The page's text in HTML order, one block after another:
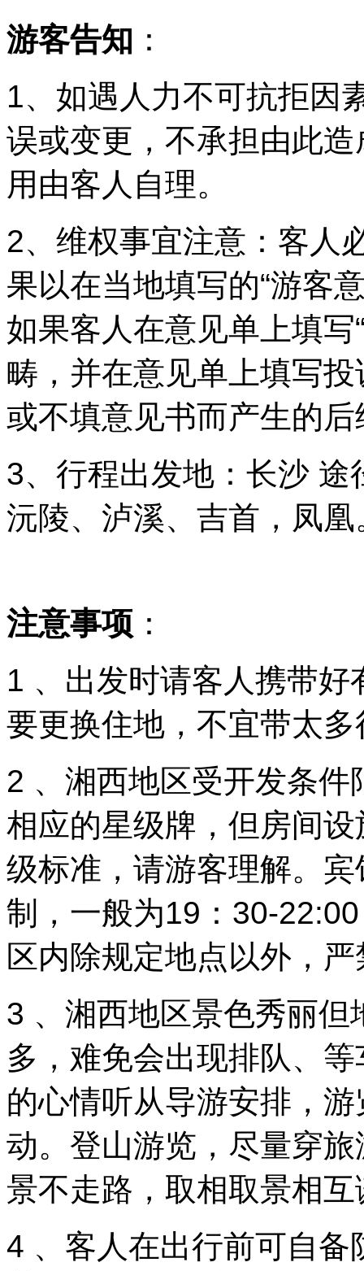
游客告知 ：
1、如遇人力不可抗拒因
误或变更，不承担由此
用由客人自理。
2、维权事宜注意：客人
果以在当地填写的“游客
如果客人在意见单上填写
畴，并在意见单上填写
或不填意见书而产生的
3、行程出发地：长沙 途
沅陵、泸溪、吉首，凤凰
注意事项 ：
1 、出发时请客人携带
要更换住地，不宜带太
2 、湘西地区受开发条
相应的星级牌，但房间
级标准，请游客理解。
制，一般为19：30-
区内除规定地点以外，
3 、湘西地区景色秀丽
多，难免会出现排队、
的心情听从导游安排，
动。登山游览，尽量穿
景不走路，取相取景相互
4 、客人在出行前可自